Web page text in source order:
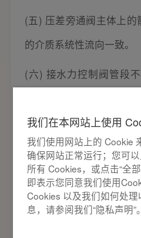
(五) 压差旁通阀主体上的
的介质系统性流向一致。
(六) 接水力控制阀管段
段设置自动排气阀。
(七) 阀门水平安装时，阀
安装时，阀盖、阀杆则应
以上就是压差旁通平衡阀
我们在本网站上使用
我们使用网站上的 Cookie
确保网站正常运行；您可
所有 Cookies，或点击“全
即表示您同意我们使用
Cookies 以及我们如何处
息，请参阅我们“隐私声明”。